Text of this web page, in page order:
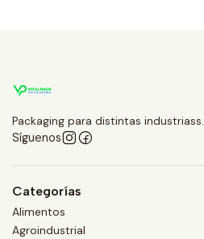
Packaging para distintas industriass.
Síguenos
Categorías
Alimentos
Agroindustrial